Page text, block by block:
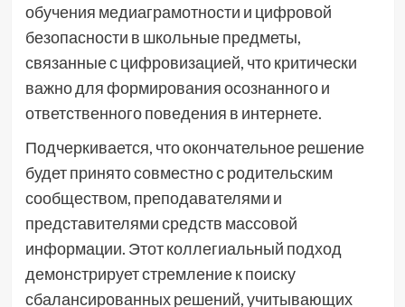
обучения медиаграмотности и цифровой
безопасности в школьные предметы,
связанные с цифровизацией, что критически
важно для формирования осознанного и
ответственного поведения в интернете.
Подчеркивается, что окончательное решение
будет принято совместно с родительским
сообществом, преподавателями и
представителями средств массовой
информации. Этот коллегиальный подход
демонстрирует стремление к поиску
сбалансированных решений, учитывающих